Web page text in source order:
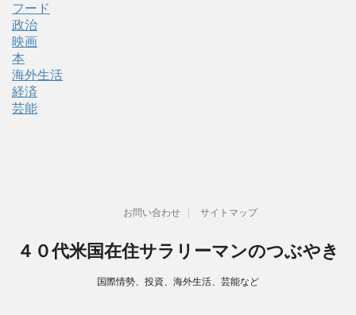
フード
政治
映画
本
海外生活
経済
芸能
お問い合わせ サイトマップ
４０代米国在住サラリーマンのつぶやき
国際情勢、投資、海外生活、芸能など